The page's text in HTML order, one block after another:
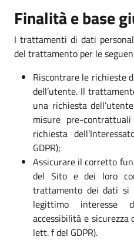
Finalità e base
I trattamenti di dati
del trattamento per le
Riscontrare le richieste
dell’utente. Il
una richiesta
misure pre-
richiesta
GDPR);
Assicurare il corretto
del Sito e dei loro
trattamento dei dati si
legittimo interesse
accessibilità e sicurezza
lett. f del GDPR).